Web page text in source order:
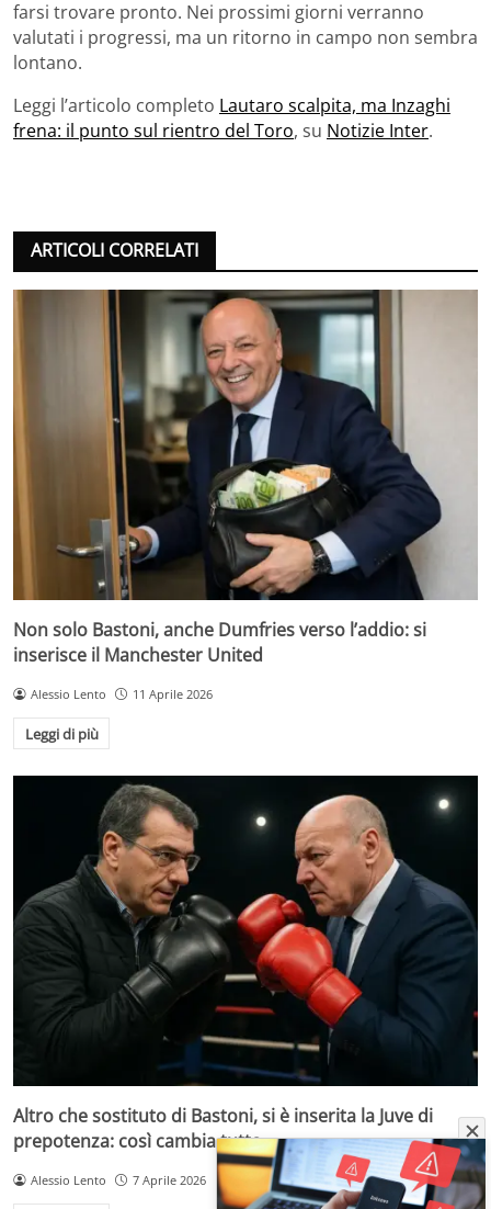
farsi trovare pronto. Nei prossimi giorni verranno
valutati i progressi, ma un ritorno in campo non sembra
lontano.
Leggi l’articolo completo Lautaro scalpita, ma Inzaghi
frena: il punto sul rientro del Toro, su Notizie Inter.
ARTICOLI CORRELATI
Non solo Bastoni, anche Dumfries verso l’addio: si
inserisce il Manchester United
Alessio Lento 11 Aprile 2026
Leggi di più
Altro che sostituto di Bastoni, si è inserita la Juve di
prepotenza: così cambia tutto
Alessio Lento 7 Aprile 2026